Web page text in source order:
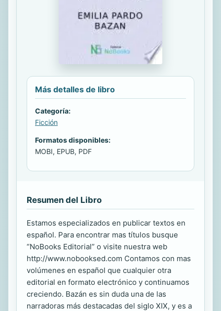
Más detalles de libro
Categoría:
Ficción
Formatos disponibles:
MOBI, EPUB, PDF
Resumen del Libro
Estamos especializados en publicar textos en
español. Para encontrar mas títulos busque
“NoBooks Editorial” o visite nuestra web
http://www.nobooksed.com Contamos con mas
volúmenes en español que cualquier otra
editorial en formato electrónico y continuamos
creciendo. Bazán es sin duda una de las
narradoras más destacadas del siglo XIX, y es a